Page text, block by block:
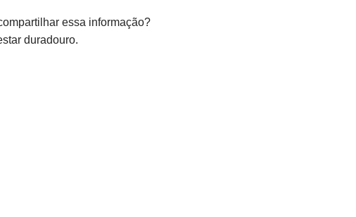
essa informação?
duradouro.